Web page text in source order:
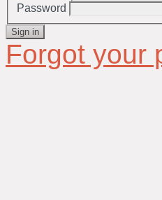
Password
Sign in
Forgot your